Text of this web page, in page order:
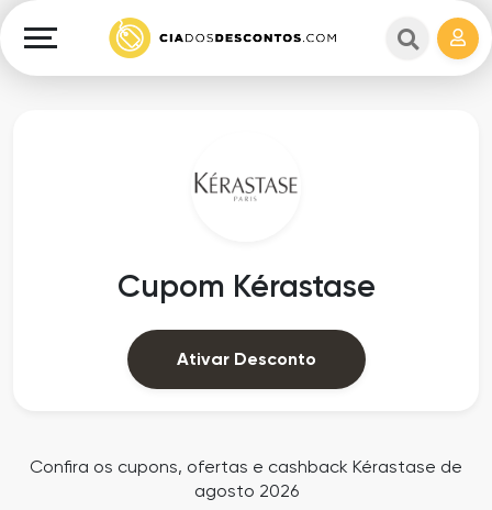
Cashback
Lojas
Explorar
Cupons
DinheiroCupom Kérastase
Ativar Desconto
Confira os cupons, ofertas e cashback Kérastase de
agosto 2026